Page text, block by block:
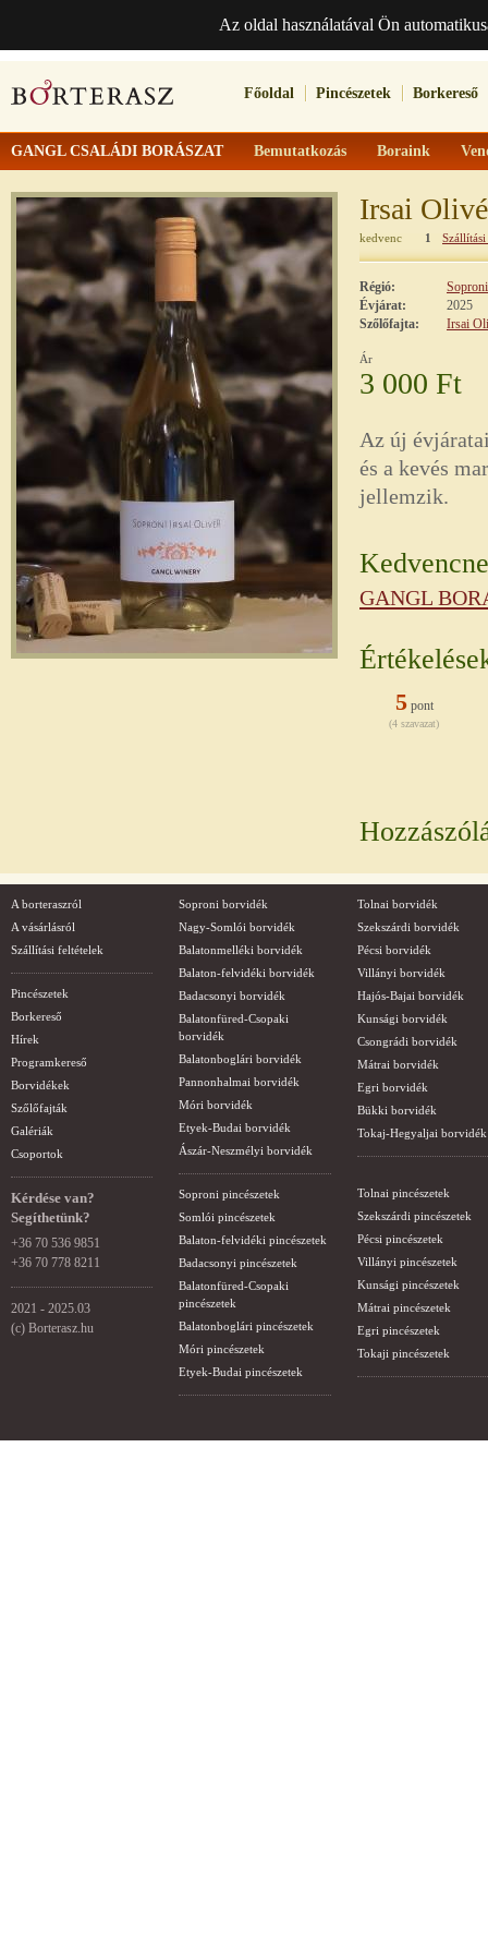
Az oldal használatával Ön
Főoldal Pincészetek Borkereső
GANGL CSALÁDI BORÁSZAT Bemutatkozás Boraink
Irsai
kedvenc 1
Régió:
Évjárat:
2025
Szőlőfajta:
Irsai
Ár
3 000 Ft
Az új
és a kevés
jellemzik.
GANGL
5pont
(4 szavazat)
A borteraszról
A vásárlásról
Szállítási feltételek
Pincészetek
Borkereső
Hírek
Programkereső
Borvidékek
Szőlőfajták
Galériák
Csoportok
Kérdése van?
Segíthetünk?
+36 70 536 9851
+36 70 778 8211
2021 - 2025.03
(c) Borterasz.hu
Soproni borvidék
Nagy-Somlói borvidék
Balatonmelléki borvidék
Balaton-felvidéki borvidék
Badacsonyi borvidék
Balatonfüred-Csopaki
borvidék
Balatonboglári borvidék
Pannonhalmai borvidék
Móri borvidék
Etyek-Budai borvidék
Ászár-Neszmélyi borvidék
Soproni pincészetek
Somlói pincészetek
Balaton-felvidéki pincészetek
Badacsonyi pincészetek
Balatonfüred-Csopaki
pincészetek
Balatonboglári pincészetek
Móri pincészetek
Etyek-Budai pincészetek
Tolnai borvidék
Szekszárdi borvidék
Pécsi borvidék
Villányi borvidék
Hajós-Bajai borvidék
Kunsági borvidék
Csongrádi borvidék
Mátrai borvidék
Egri borvidék
Bükki borvidék
Tokaj-Hegyaljai borvidék
Tolnai pincészetek
Szekszárdi pincészetek
Pécsi pincészetek
Villányi pincészetek
Kunsági pincészetek
Mátrai pincészetek
Egri pincészetek
Tokaji pincészetek